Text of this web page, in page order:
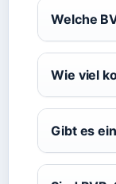
Welche
Wie viel
Gibt es